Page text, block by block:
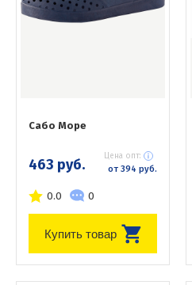
Сабо Море
463 руб. Цена опт:
от 394 руб.
0.0 0
Купить товар